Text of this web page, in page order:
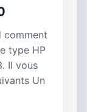
comment
type HP
Il vous
Un